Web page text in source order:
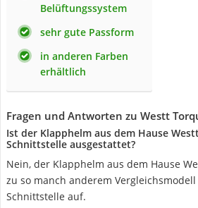
Belüftungssystem
sehr gute Passform
in anderen Farben
erhältlich
Fragen und Antworten zu Westt
Ist der Klapphelm aus dem Hause
Schnittstelle ausgestattet?
Nein, der Klapphelm aus dem Hause
zu so manch anderem
Schnittstelle auf.